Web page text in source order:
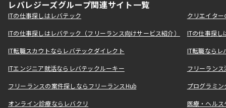
レバレジーズグループ関連サイト一覧
ITの仕事探しはレバテック クリエイタ
ITの仕事探しはレバテック（フリーランス向けサービス紹介） ITの仕事探
IT転職スカウトならレバテックダイレクト IT転職なら
ITエンジニア就活ならレバテックルーキー フリーラン
フリーランスの案件探しならフリーランスHub プログラミ
オンライン診療ならレバクリ 医療・ヘル